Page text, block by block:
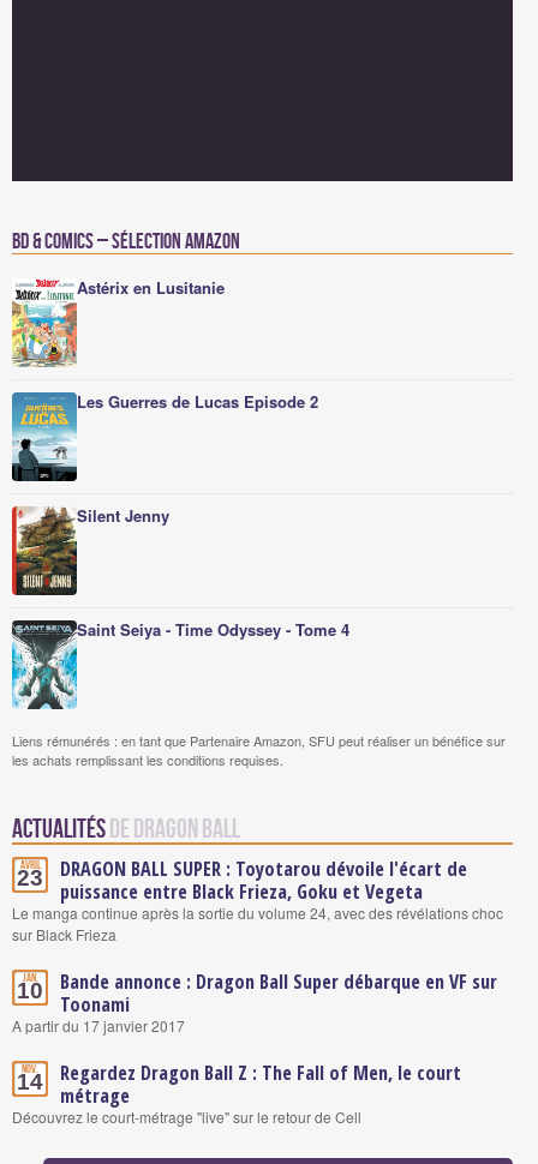
BD & Comics – Sélection Amazon
Astérix en Lusitanie
Les Guerres de Lucas Episode 2
Silent Jenny
Saint Seiya - Time Odyssey - Tome 4
Liens rémunérés : en tant que Partenaire Amazon, SFU peut réaliser un bénéfice sur
les achats remplissant les conditions requises.
Actualitésde Dragon Ball
Avril
23
DRAGON BALL SUPER : Toyotarou dévoile l'écart de
puissance entre Black Frieza, Goku et Vegeta
Le manga continue après la sortie du volume 24, avec des révélations choc
sur Black Frieza
Jan.
10
Bande annonce : Dragon Ball Super débarque en VF sur
Toonami
A partir du 17 janvier 2017
Nov.
14
Regardez Dragon Ball Z : The Fall of Men, le court
métrage
Découvrez le court-métrage "live" sur le retour de Cell